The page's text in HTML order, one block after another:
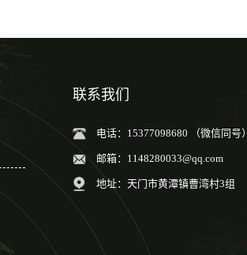
联系我们
电话：15377098680 （微信同号）
邮箱： 1148280033@qq.com
地址：天门市黄潭镇曹湾村3组